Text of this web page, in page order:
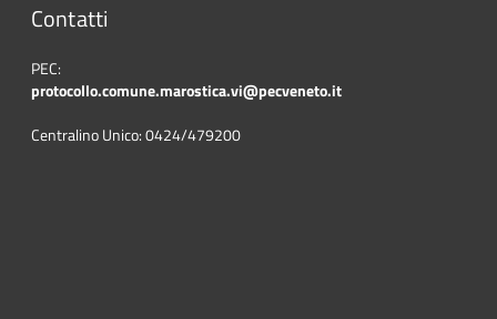
Contatti
PEC:
protocollo.comune.marostica.vi@pecveneto.it
Centralino Unico: 0424/479200